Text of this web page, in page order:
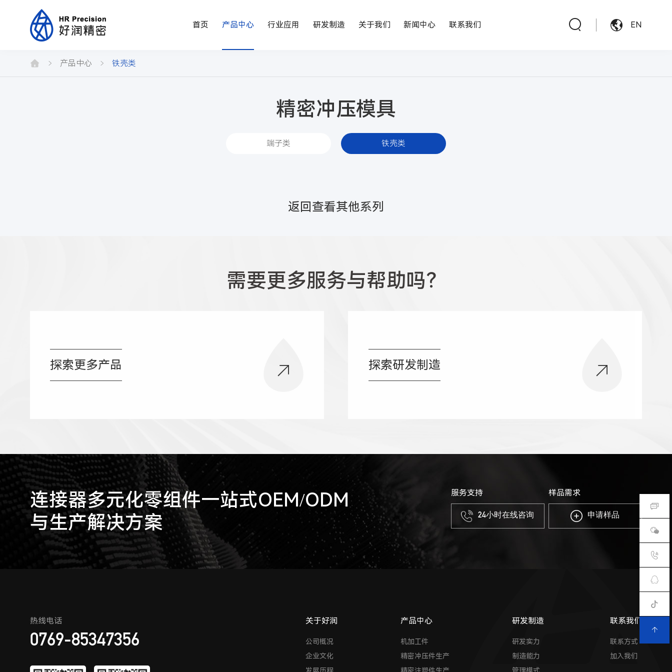
首页 产品中心 行业应用 研发制造 关于我们 新闻中心 联系我们 EN
产品中心 铁壳类
精密冲压模具
端子类 铁壳类
返回查看其他系列
需要更多服务与帮助吗？
探索更多产品 探索研发制造
连接器多元化零组件一站式OEM/ODM
与生产解决方案
服务支持
24小时在线咨询
样品需求
申请样品
热线电话
0769-85347356
关于好润
公司概况
企业文化
产品中心
机加工件
精密冲压件生产
研发制造
研发实力
制造能力
联系我们
联系方式
加入我们